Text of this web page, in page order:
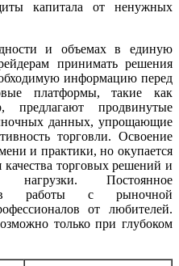
капитала от ненужных
и объемах в единую
принимать решения
информацию перед
платформы, такие как
предлагают продвинутые
данных, упрощающие
торговли. Освоение
и практики, но окупается
качества торговых решений и
нагрузки. Постоянное
работы с рыночной
от любителей.
только при глубоком